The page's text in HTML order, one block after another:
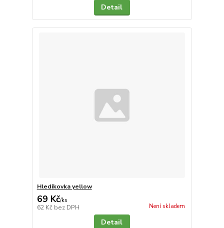
Detail
Hledíkovka yellow
69 Kč/ks
62 Kč bez DPH Není skladem
Detail